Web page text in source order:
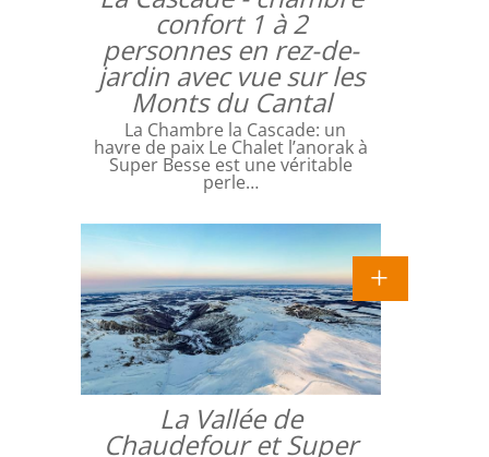
confort 1 à 2
personnes en rez-de-
jardin avec vue sur les
Monts du Cantal
La Chambre la Cascade: un
havre de paix Le Chalet l’anorak à
Super Besse est une véritable
perle…
La Vallée de
Chaudefour et Super